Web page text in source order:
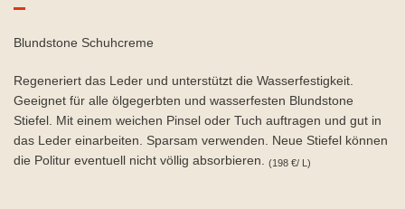
Blundstone Schuhcreme
Regeneriert das Leder und unterstützt die Wasserfestigkeit.
Geeignet für alle ölgegerbten und wasserfesten Blundstone
Stiefel. Mit einem weichen Pinsel oder Tuch auftragen und gut in
das Leder einarbeiten. Sparsam verwenden. Neue Stiefel können
die Politur eventuell nicht völlig absorbieren.
(198 €/ L)